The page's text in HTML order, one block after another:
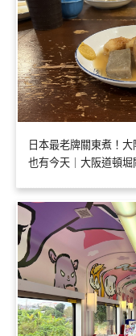
日本最老牌關東煮！
也有今天｜大阪道頓